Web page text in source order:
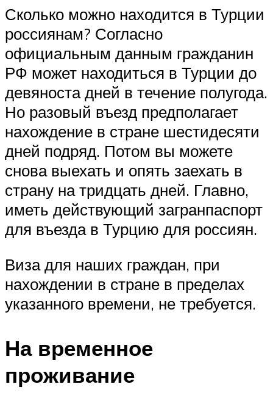
Сколько можно находится в Турции
россиянам? Согласно
официальным данным гражданин
РФ может находиться в Турции до
девяноста дней в течение полугода.
Но разовый въезд предполагает
нахождение в стране шестидесяти
дней подряд. Потом вы можете
снова выехать и опять заехать в
страну на тридцать дней. Главно,
иметь действующий загранпаспорт
для въезда в Турцию для россиян.
Виза для наших граждан, при
нахождении в стране в пределах
указанного времени, не требуется.
На временное
проживание